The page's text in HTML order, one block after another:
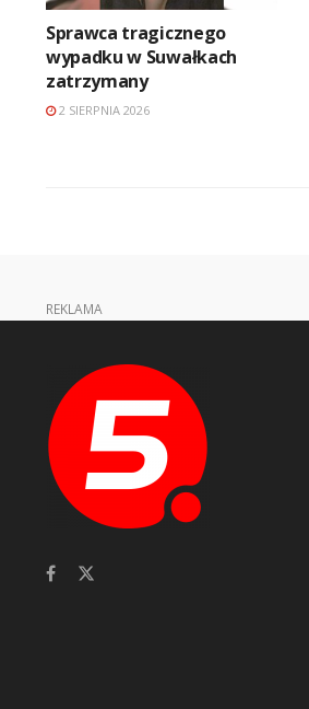
Sprawca tragicznego
wypadku w Suwałkach
zatrzymany
2 SIERPNIA 2026
REKLAMA